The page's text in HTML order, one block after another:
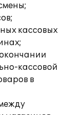
кассовых
кассовой
в